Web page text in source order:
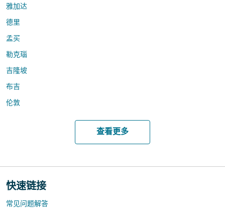
雅加达
德里
孟买
勒克瑙
吉隆坡
布吉
伦敦
查看更多
快速链接
常见问题解答